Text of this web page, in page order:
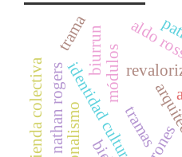
módulos
tramas
identidad cultural
aldo
biurrun
vivienda colectiva
trama